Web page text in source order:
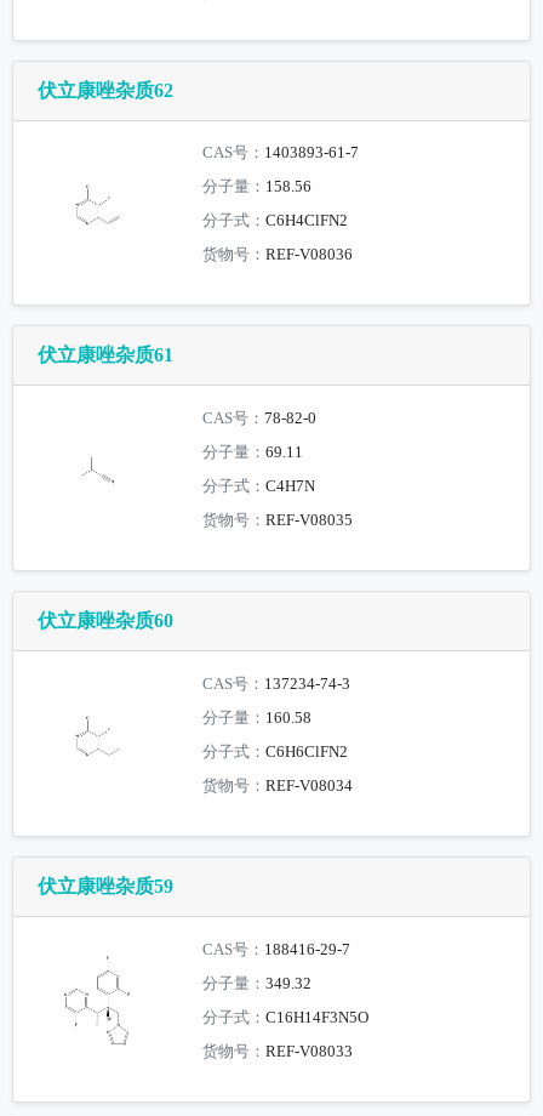
伏立康唑杂质62
CAS号： 1403893-61-7
分子量： 158.56
分子式：C6H4ClFN2
货物号：REF-V08036
伏立康唑杂质61
CAS号：78-82-0
分子量：69.11
分子式：C4H7N
货物号：REF-V08035
伏立康唑杂质60
CAS号： 137234-74-3
分子量： 160.58
分子式：C6H6ClFN2
货物号：REF-V08034
伏立康唑杂质59
CAS号： 188416-29-7
分子量：349.32
分子式：C16H14F3N5O
货物号：REF-V08033